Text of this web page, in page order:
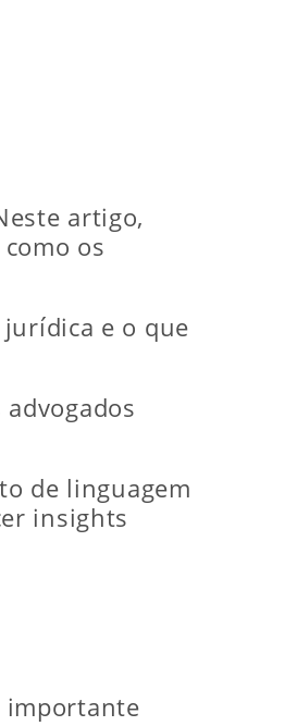
artigo,
os
e o que
de linguagem
insights
importante